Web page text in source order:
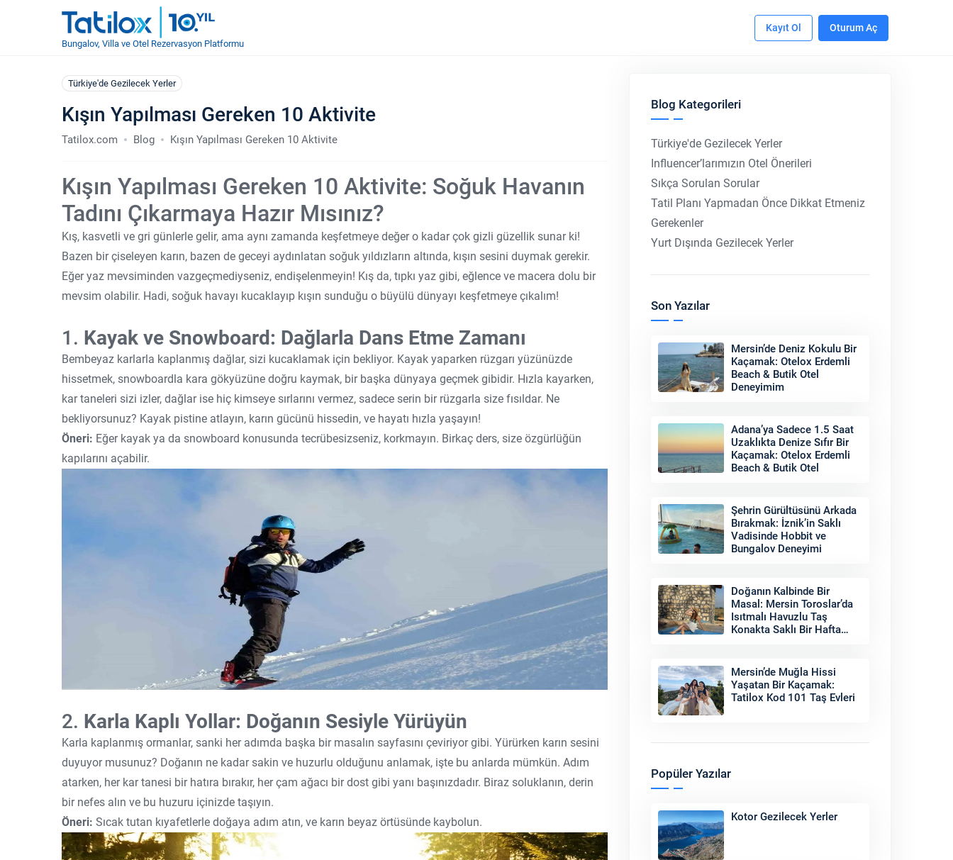
Bungalov, Villa ve Otel Rezervasyon Platformu
Kayıt Ol Oturum Aç
Türkiye'de Gezilecek Yerler
Kışın Yapılması Gereken 10 Aktivite
Tatilox.com Blog Kışın Yapılması Gereken 10 Aktivite
Kışın Yapılması Gereken 10 Aktivite: Soğuk Havanın
Tadını Çıkarmaya Hazır Mısınız?
Kış, kasvetli ve gri günlerle gelir, ama aynı zamanda keşfetmeye değer o kadar çok gizli güzellik sunar ki!
Bazen bir çiseleyen karın, bazen de geceyi aydınlatan soğuk yıldızların altında, kışın sesini duymak gerekir.
Eğer yaz mevsiminden vazgeçmediyseniz, endişelenmeyin! Kış da, tıpkı yaz gibi, eğlence ve macera dolu bir
mevsim olabilir. Hadi, soğuk havayı kucaklayıp kışın sunduğu o büyülü dünyayı keşfetmeye çıkalım!
1. Kayak ve Snowboard: Dağlarla Dans Etme Zamanı
Bembeyaz karlarla kaplanmış dağlar, sizi kucaklamak için bekliyor. Kayak yaparken rüzgarı yüzünüzde
hissetmek, snowboardla kara gökyüzüne doğru kaymak, bir başka dünyaya geçmek gibidir. Hızla kayarken,
kar taneleri sizi izler, dağlar ise hiç kimseye sırlarını vermez, sadece serin bir rüzgarla size fısıldar. Ne
bekliyorsunuz? Kayak pistine atlayın, karın gücünü hissedin, ve hayatı hızla yaşayın!
Öneri: Eğer kayak ya da snowboard konusunda tecrübesizseniz, korkmayın. Birkaç ders, size özgürlüğün
kapılarını açabilir.
2. Karla Kaplı Yollar: Doğanın Sesiyle Yürüyün
Karla kaplanmış ormanlar, sanki her adımda başka bir masalın sayfasını çeviriyor gibi. Yürürken karın sesini
duyuyor musunuz? Doğanın ne kadar sakin ve huzurlu olduğunu anlamak, işte bu anlarda mümkün. Adım
atarken, her kar tanesi bir hatıra bırakır, her çam ağacı bir dost gibi yanı başınızdadır. Biraz soluklanın, derin
bir nefes alın ve bu huzuru içinizde taşıyın.
Öneri: Sıcak tutan kıyafetlerle doğaya adım atın, ve karın beyaz örtüsünde kaybolun.
Blog Kategorileri
Türkiye'de Gezilecek Yerler
Influencer’larımızın Otel Önerileri
Sıkça Sorulan Sorular
Tatil Planı Yapmadan Önce Dikkat Etmeniz
Gerekenler
Yurt Dışında Gezilecek Yerler
Son Yazılar
Mersin’de Deniz Kokulu Bir
Kaçamak: Otelox Erdemli
Beach & Butik Otel
Deneyimim
Adana’ya Sadece 1.5 Saat
Uzaklıkta Denize Sıfır Bir
Kaçamak: Otelox Erdemli
Beach & Butik Otel
Şehrin Gürültüsünü Arkada
Bırakmak: İznik’in Saklı
Vadisinde Hobbit ve
Bungalov Deneyimi
Doğanın Kalbinde Bir
Masal: Mersin Toroslar’da
Isıtmalı Havuzlu Taş
Konakta Saklı Bir Hafta
Mersin’de Muğla Hissi
Yaşatan Bir Kaçamak:
Tatilox Kod 101 Taş Evleri
Popüler Yazılar
Kotor Gezilecek Yerler